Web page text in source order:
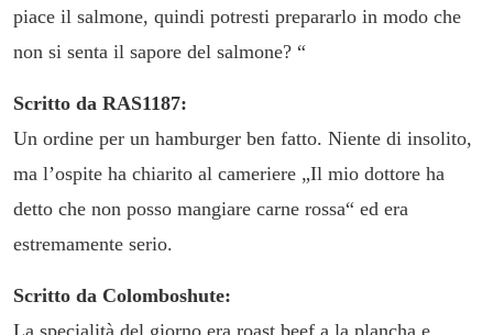
piace il salmone, quindi potresti prepararlo in modo che
non si senta il sapore del salmone? “
Scritto da RAS1187:
Un ordine per un hamburger ben fatto. Niente di insolito,
ma l’ospite ha chiarito al cameriere „Il mio dottore ha
detto che non posso mangiare carne rossa“ ed era
estremamente serio.
Scritto da Colomboshute:
La specialità del giorno era roast beef a la plancha e